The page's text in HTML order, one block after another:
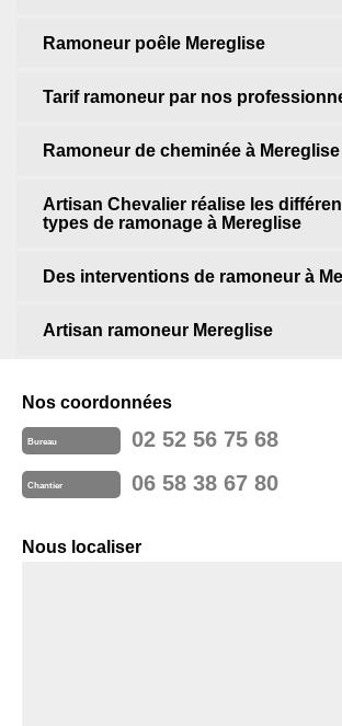
Ramoneur poêle Mereglise
Tarif ramoneur par nos
Ramoneur de cheminée à Mereglise
Artisan Chevalier réalise les
types de ramonage à Mereglise
Des interventions de ramoneur à
Artisan ramoneur Mereglise
Nos coordonnées
Bureau 02 52 56 75 68
Chantier 06 58 38 67 80
Nous localiser